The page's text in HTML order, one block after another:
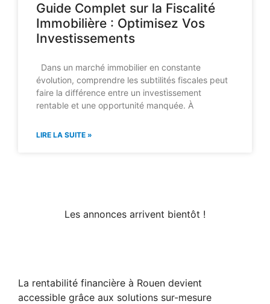
Guide Complet sur la Fiscalité
Immobilière : Optimisez Vos
Investissements
Dans un marché immobilier en constante
évolution, comprendre les subtilités fiscales peut
faire la différence entre un investissement
rentable et une opportunité manquée. À
LIRE LA SUITE »
Les annonces arrivent bientôt !
La rentabilité financière à Rouen devient
accessible grâce aux solutions sur-mesure